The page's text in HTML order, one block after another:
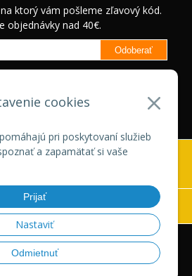
cookies
pri poskytovaní služieb
a zapamätať si vaše
Prijať
Nastaviť
Odmietnuť
ktorý vám pošleme zľavový kód.
objednávky nad 40€.
Odoberať
Neplatí pre Veľkoobchodných
•tvorba eshopu cez UNIobchod
spoločnostiWEBYGROUP